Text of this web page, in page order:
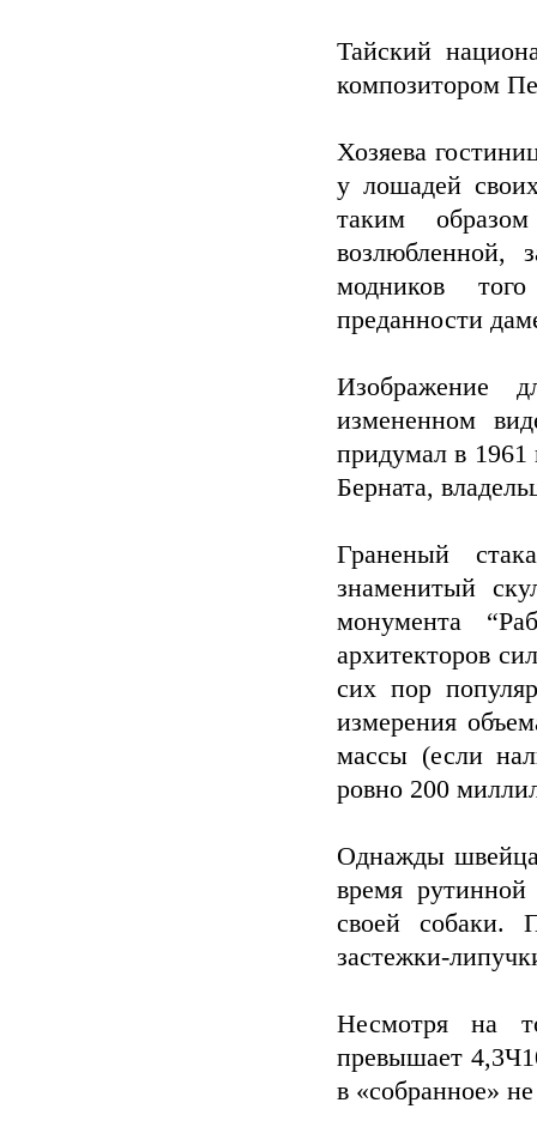
Тайский
композитором
Хозяева
у лошадей
таким
возлюбленной,
модников
преданности
Изображение
измененном
придумал в 1961
Берната,
Граненый
знаменитый
монумента
архитекторов
сих пор
измерения
массы (если
ровно 200
Однажды
время
своей собаки.
застежки-
Несмотря на
превышает
в «собранное»